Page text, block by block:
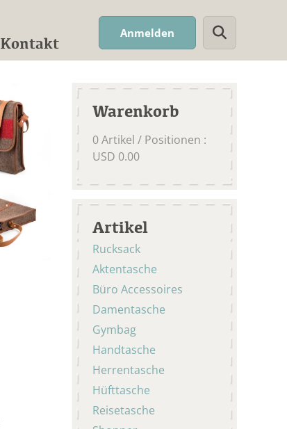
Kontakt
Anmelden Suchwort
Warenkorb
0Artikel / Positionen :
USD 0.00
Artikel
Rucksack
Aktentasche
Büro Accessoires
Damentasche
Gymbag
Handtasche
Herrentasche
Hüfttasche
Reisetasche